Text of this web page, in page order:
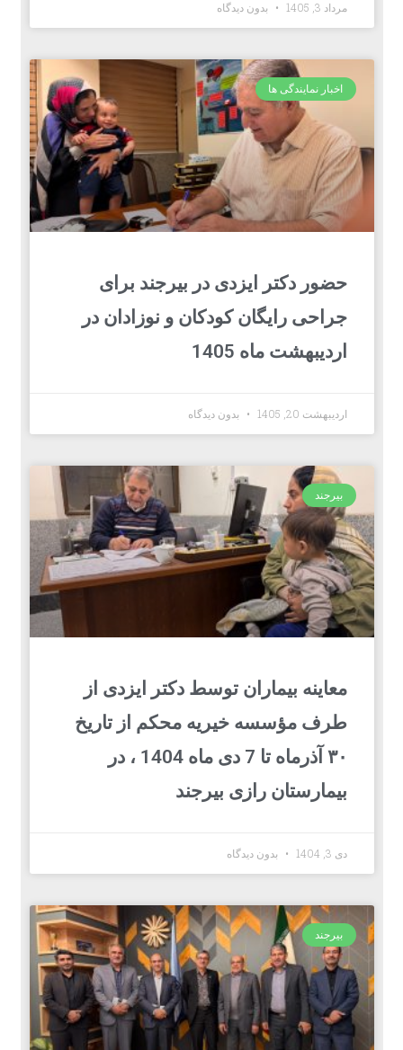
مرداد 3, 1405 بدون دیدگاه
اخبار نمایندگی ها
حضور دکتر ایزدی در بیرجند برای
جراحی رایگان کودکان و نوزادان در
اردیبهشت ماه 1405
اردیبهشت 20, 1405 بدون دیدگاه
بیرجند
معاینه بیماران توسط دکتر ایزدی از
طرف مؤسسه خیریه محکم از تاریخ
۳۰ آذرماه تا 7 دی ماه 1404 ، در
بیمارستان رازی بیرجند
دی 3, 1404 بدون دیدگاه
بیرجند